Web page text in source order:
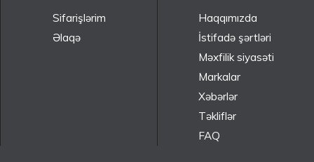
Sifarişlərim
Əlaqə
Haqqımızda
İstifadə şərtləri
Məxfilik siyasəti
Markalar
Xəbərlər
Təkliflər
FAQ